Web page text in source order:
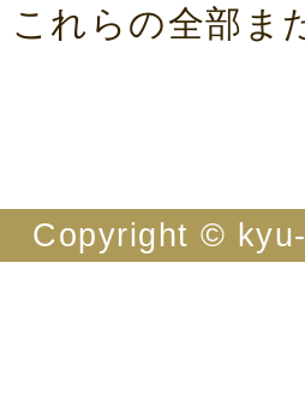
これらの全部ま
Copyright ©